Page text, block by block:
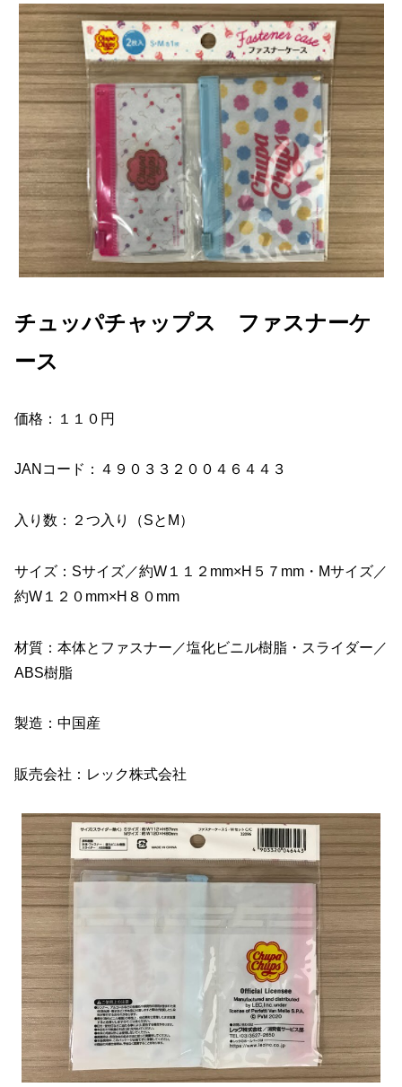
チュッパチャップス ファスナーケ
ース
価格：１１０円
JANコード：４９０３３２００４６４４３
入り数：２つ入り（SとM）
サイズ：Sサイズ／約W１１２mm×H５７mm・Mサイズ／
約W１２０mm×H８０mm
材質：本体とファスナー／塩化ビニル樹脂・スライダー／
ABS樹脂
製造：中国産
販売会社：レック株式会社